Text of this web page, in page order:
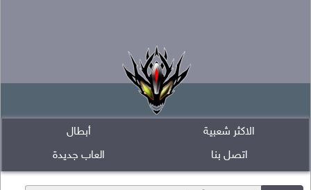
أبطال
الاكثر شعبية
العاب جديدة
اتصل بنا